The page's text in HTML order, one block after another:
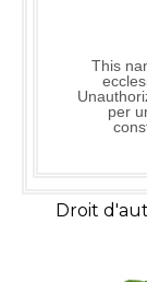
This
per
Droit